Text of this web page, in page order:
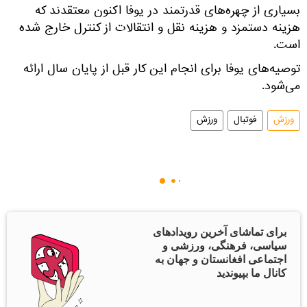
بسیاری از چهره‌های قدرتمند در یوفا اکنون معتقدند که
هزینه دستمزد و هزینه نقل و انتقالات از کنترل خارج شده
است.
توصیه‌های یوفا برای انجام این کار قبل از پایان سال ارائه
می‌شود.
ورزش فوتبال ورزش
برای تماشای آخرین رویدادهای
سیاسی، فرهنگی، ورزشی و
اجتماعی افغانستان و جهان به
کانال ما بپیوندید